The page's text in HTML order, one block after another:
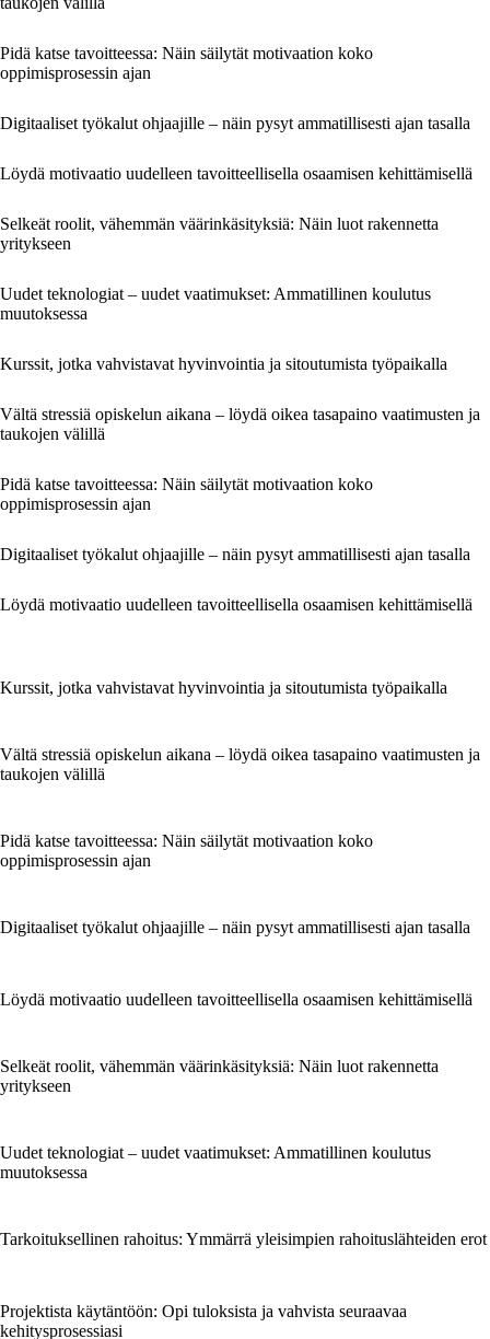
Pidä katse tavoitteessa: Näin säilytät motivaation koko
oppimisprosessin ajan
Digitaaliset työkalut ohjaajille – näin pysyt ammatillisesti ajan tasalla
Löydä motivaatio uudelleen tavoitteellisella osaamisen kehittämisellä
Selkeät roolit, vähemmän väärinkäsityksiä: Näin luot rakennetta
yritykseen
Uudet teknologiat – uudet vaatimukset: Ammatillinen koulutus
muutoksessa
Kurssit, jotka vahvistavat hyvinvointia ja sitoutumista työpaikalla
Vältä stressiä opiskelun aikana – löydä oikea tasapaino vaatimusten ja
taukojen välillä
Pidä katse tavoitteessa: Näin säilytät motivaation koko
oppimisprosessin ajan
Digitaaliset työkalut ohjaajille – näin pysyt ammatillisesti ajan tasalla
Löydä motivaatio uudelleen tavoitteellisella osaamisen kehittämisellä
Kurssit, jotka vahvistavat hyvinvointia ja sitoutumista työpaikalla
Vältä stressiä opiskelun aikana – löydä oikea tasapaino vaatimusten ja
taukojen välillä
Pidä katse tavoitteessa: Näin säilytät motivaation koko
oppimisprosessin ajan
Digitaaliset työkalut ohjaajille – näin pysyt ammatillisesti ajan tasalla
Löydä motivaatio uudelleen tavoitteellisella osaamisen kehittämisellä
Selkeät roolit, vähemmän väärinkäsityksiä: Näin luot rakennetta
yritykseen
Uudet teknologiat – uudet vaatimukset: Ammatillinen koulutus
muutoksessa
Tarkoituksellinen rahoitus: Ymmärrä yleisimpien rahoituslähteiden erot
Projektista käytäntöön: Opi tuloksista ja vahvista seuraavaa
kehitysprosessiasi